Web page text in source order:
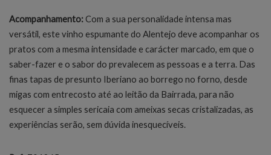
Acompanhamento:Com a sua personalidade intensa mas
versátil, este vinho espumante do Alentejo deve acompanhar os
pratos com a mesma intensidade e carácter marcado, em que o
saber-fazer e o sabor do prevalecem as pessoas e a terra. Das
finas tapas de presunto Iberiano ao borrego no forno, desde
migas com entrecosto até ao leitão da Bairrada, para não
esquecer a simples sericaia com ameixas secas cristalizadas, as
experiências serão, sem dúvida inesquecíveis.